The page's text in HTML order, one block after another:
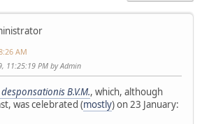
AM
11:25:19 PM by Admin
B.V.M., which, although
was celebrated (mostly) on 23 January: